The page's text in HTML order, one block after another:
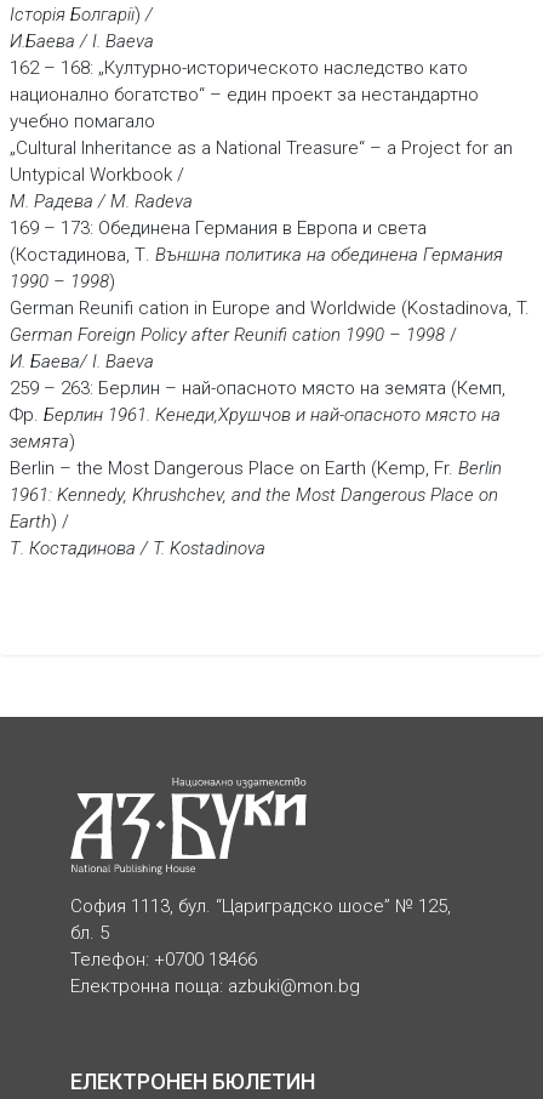
Iсторiя Болгарiї)/
И.Баева / I. Baeva
162 – 168: „Културно-историческото наследство като
национално богатство“ – един проект за нестандартно
учебно помагало
„Cultural Inheritance as a National Treasure“ – a Project for an
Untypical Workbook /
М. Радева / M. Radeva
169 – 173: Обединена Германия в Европа и света
(Костадинова, Т. Външна политика на обединена Германия
1990 – 1998)
German Reunifi cation in Europe and Worldwide (Kostadinova, T.
German Foreign Policy after Reunifi cation 1990 – 1998/
И. Баева/ I. Baeva
259 – 263: Берлин – най-опасното място на земята (Кемп,
Фр. Берлин 1961. Кенеди,Хрушчов и най-опасното място на
земята)
Berlin – the Мost Dangerous Place on Earth (Kemp, Fr. Berlin
1961: Kennedy, Khrushchev, and the Most Dangerous Place on
Earth) /
Т. Костадинова / T. Kostadinova
София 1113, бул. “Цариградско шосе” № 125,
бл. 5
Телефон: +0700 18466
Електронна поща: azbuki@mon.bg
ЕЛЕКТРОНЕН БЮЛЕТИН